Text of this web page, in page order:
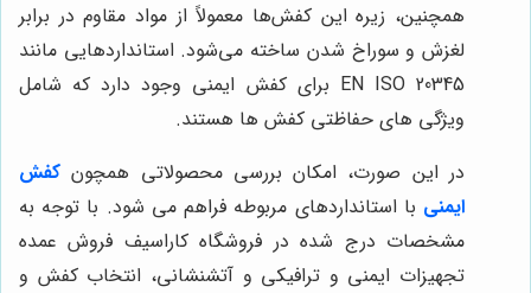
همچنین، زیره این کفش‌ها معمولاً از مواد مقاوم در برابر
لغزش و سوراخ شدن ساخته می‌شود. استانداردهایی مانند
EN ISO 20345 برای کفش ایمنی وجود دارد که شامل
ویژگی های حفاظتی کفش ها هستند.
در این صورت، امکان بررسی محصولاتی همچون کفش
ایمنی با استانداردهای مربوطه فراهم می شود. با توجه به
مشخصات درج شده در فروشگاه کاراسیف فروش عمده
تجهیزات ایمنی و ترافیکی و آتشنشانی، انتخاب کفش و